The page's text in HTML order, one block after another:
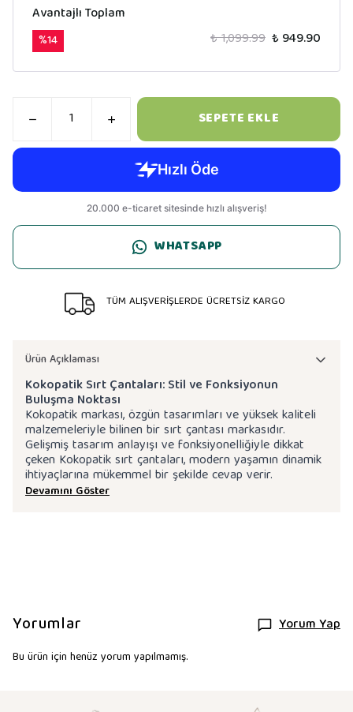
Avantajlı Toplam
%14 ₺ 1,099.99 ₺ 949.90
SEPETE EKLE
WHATSAPP
TÜM ALIŞVERİŞLERDE ÜCRETSİZ KARGO
Ürün Açıklaması
Kokopatik Sırt Çantaları: Stil ve Fonksiyonun
Buluşma Noktası
Kokopatik markası, özgün tasarımları ve yüksek kaliteli
malzemeleriyle bilinen bir sırt çantası markasıdır.
Gelişmiş tasarım anlayışı ve fonksiyonelliğiyle dikkat
çeken Kokopatik sırt çantaları, modern yaşamın dinamik
ihtiyaçlarına mükemmel bir şekilde cevap verir.
Devamını Göster
Yorumlar Yorum Yap
Bu ürün için henüz yorum yapılmamış.